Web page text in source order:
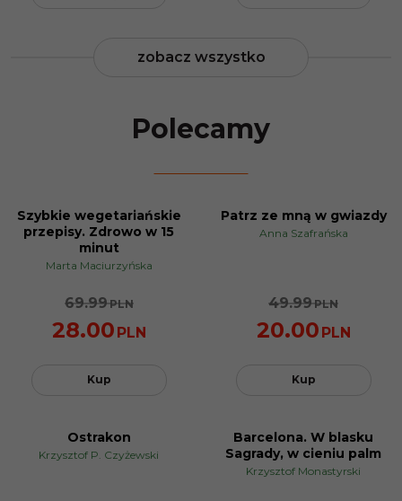
zobacz wszystko
Polecamy
PROMOCJA
Szybkie wegetariańskie
przepisy. Zdrowo w 15
minut
Marta Maciurzyńska
69.99PLN
28.00 PLN
Kup
Patrz ze mną w gwiazdy
Anna Szafrańska
49.99PLN
20.00 PLN
Kup
Ostrakon
Krzysztof P. Czyżewski PROMOCJA
Barcelona. W blasku
Sagrady, w cieniu palm
Krzysztof Monastyrski